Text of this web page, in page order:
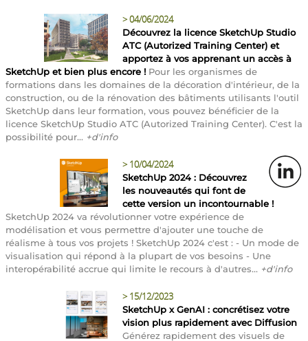
>04/06/2024
Découvrez la licence SketchUp Studio
ATC (Autorized Training Center) et
apportez à vos apprenant un accès à
SketchUp et bien plus encore ! Pour les organismes de
formations dans les domaines de la décoration d'intérieur, de la
construction, ou de la rénovation des bâtiments utilisants l'outil
SketchUp dans leur formation, vous pouvez bénéficier de la
licence SketchUp Studio ATC (Autorized Training Center). C'est la
possibilité pour... +d'info
> 10/04/2024
SketchUp 2024 : Découvrez
les nouveautés qui font de
cette version un incontournable !
SketchUp 2024 va révolutionner votre expérience de
modélisation et vous permettre d'ajouter une touche de
réalisme à tous vos projets ! SketchUp 2024 c'est : - Un mode de
visualisation qui répond à la plupart de vos besoins - Une
interopérabilité accrue qui limite le recours à d'autres... +d'info
> 15/12/2023
SketchUp x GenAI : concrétisez votre
vision plus rapidement avec Diffusion
Générez rapidement des visuels de